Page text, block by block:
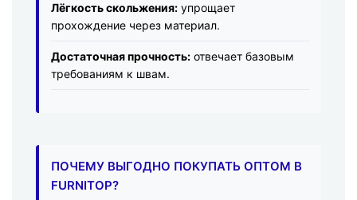
Лёгкость скольжения: упрощает
прохождение через материал.
Достаточная прочность: отвечает базовым
требованиям к швам.
ПОЧЕМУ ВЫГОДНО ПОКУПАТЬ ОПТОМ В
FURNITOP?